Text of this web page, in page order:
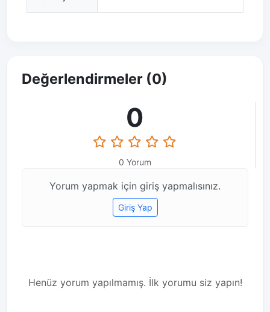
Değerlendirmeler (0)
0
0 Yorum
Yorum yapmak için giriş yapmalısınız.
Giriş Yap
Henüz yorum yapılmamış. İlk yorumu siz yapın!